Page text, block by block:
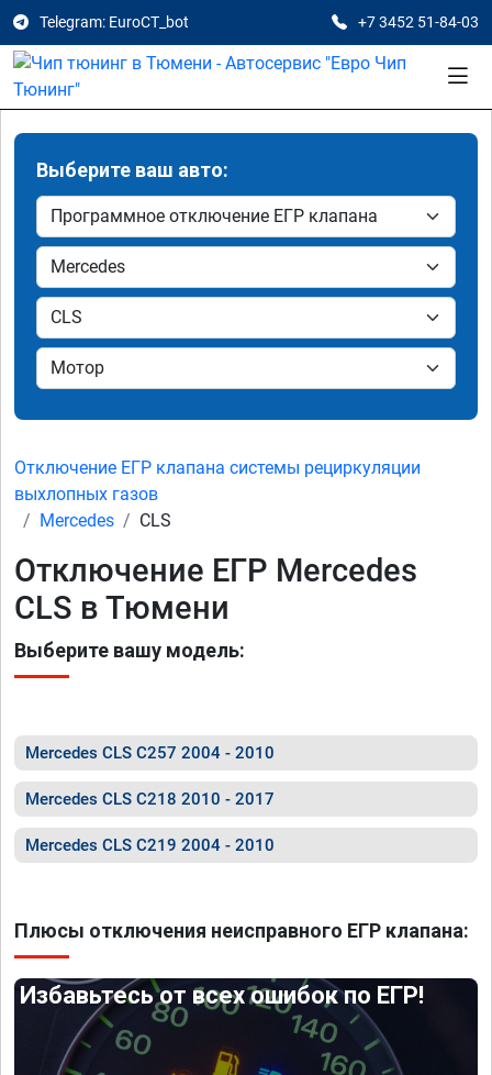
Telegram: EuroCT_bot +7 3452 51-84-03
Выберите ваш авто:
Отключение ЕГР клапана системы рециркуляции
выхлопных газов
Mercedes
CLS
Отключение ЕГР Mercedes
CLS в Тюмени
Выберите вашу модель:
Mercedes CLS C257 2004 - 2010
Mercedes CLS C218 2010 - 2017
Mercedes CLS C219 2004 - 2010
Плюсы отключения неисправного ЕГР клапана:
Избавьтесь от всех ошибок по ЕГР!